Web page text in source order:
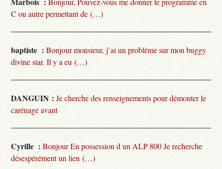
C ou autre permettant de (…)
baptiste : Bonjour monsieur, j’ai un problème sur mon buggy
divine star. Il y a eu (…)
DANGUIN : Je cherche des renseignements pour démonter le
carénage avant
Cyrille : Bonjour En possession d un ALP 800 Je recherche
désespérément un lien (…)